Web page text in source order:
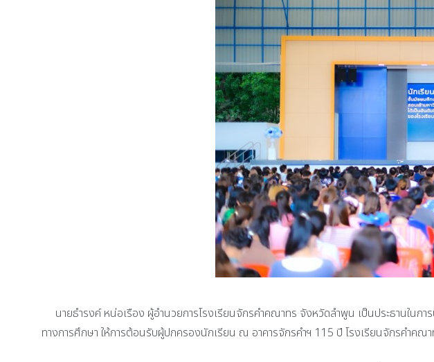
นายธำรงค์ หน่อเรือง ผู้อำนวยการโรงเรียนจักรคำคณาทร จังหวัดลำพูน เป็นประธานใน
ทางการศึกษา ให้การต้อนรับผู้ปกครองนักเรียน ณ อาคารจักรคำฯ 115 ปี โรงเรียนจักรคำ